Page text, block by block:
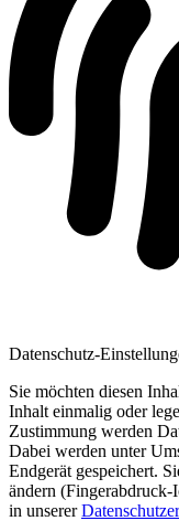
Datenschutz-
Sie möchten diesen
Inhalt einmalig oder
Zustimmung werden
Dabei werden unter
Endgerät gespeichert.
ändern
in unserer